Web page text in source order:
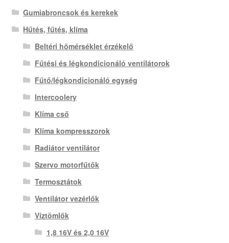
Gumiabroncsok és kerekek
Hűtés, fűtés, klíma
Beltéri hőmérséklet érzékelő
Fűtési és légkondicionáló ventilátorok
Fűtő/légkondicionáló egység
Intercoolery
Klíma cső
Klíma kompresszorok
Radiátor ventilátor
Szervo motorfűtők
Termosztátok
Ventilátor vezérlők
Víztömlők
1,8 16V és 2,0 16V